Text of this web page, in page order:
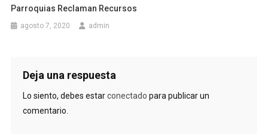
Parroquias Reclaman Recursos
agosto 7, 2020 admin
Deja una respuesta
Lo siento, debes estarconectado para publicar un
comentario.